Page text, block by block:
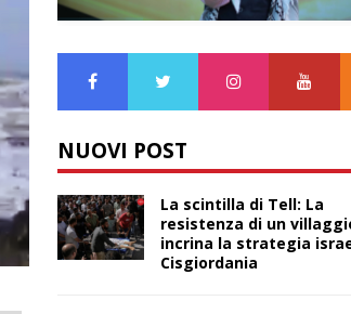
NUOVI POST
La scintilla di Tell: La
resistenza di un
incrina la strategia
Cisgiordania